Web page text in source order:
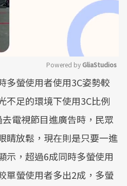
Mute
Powered by GliaStudios
多螢使用者使用3C姿勢較
不足的環境下使用3C比例
電視節目進廣告時，民眾
睛放鬆，現在則是只要一進
示，超過6成同時多螢使用
單螢使用者多出2成，多螢